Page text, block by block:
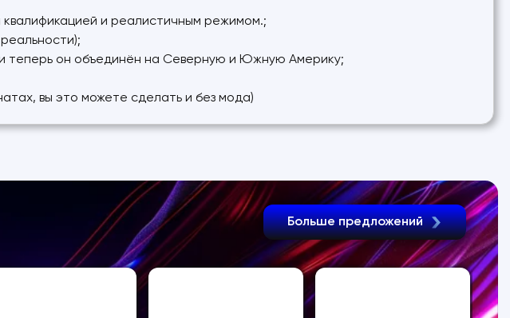
и реалистичным режимом.;
теперь он объединён на Северную и Южную Америку;
вы это можете сделать и без мода)
Больше предложений